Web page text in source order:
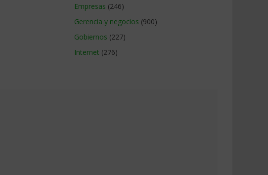
Empresas (246)
Gerencia y negocios (900)
Gobiernos (227)
Internet (276)